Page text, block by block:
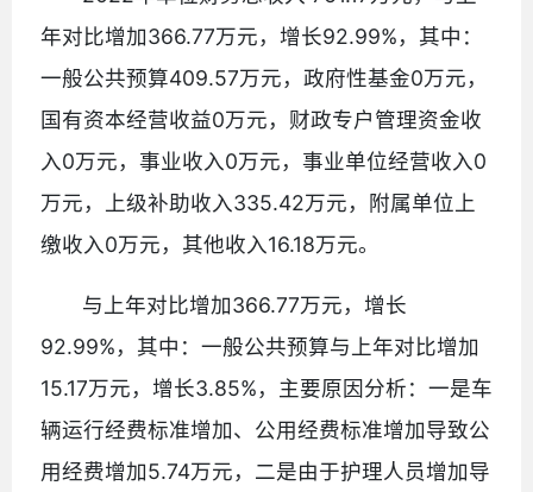
年对比增加366.77万元，增长92.99%，其中：
一般公共预算409.57万元，政府性基金0万元，
国有资本经营收益0万元，财政专户管理资金收
入0万元，事业收入0万元，事业单位经营收入0
万元，上级补助收入335.42万元，附属单位上
缴收入0万元，其他收入16.18万元。
与上年对比增加366.77万元，增长
92.99%，其中：一般公共预算与上年对比增加
15.17万元，增长3.85%，主要原因分析：一是车
辆运行经费标准增加、公用经费标准增加导致公
用经费增加5.74万元，二是由于护理人员增加导